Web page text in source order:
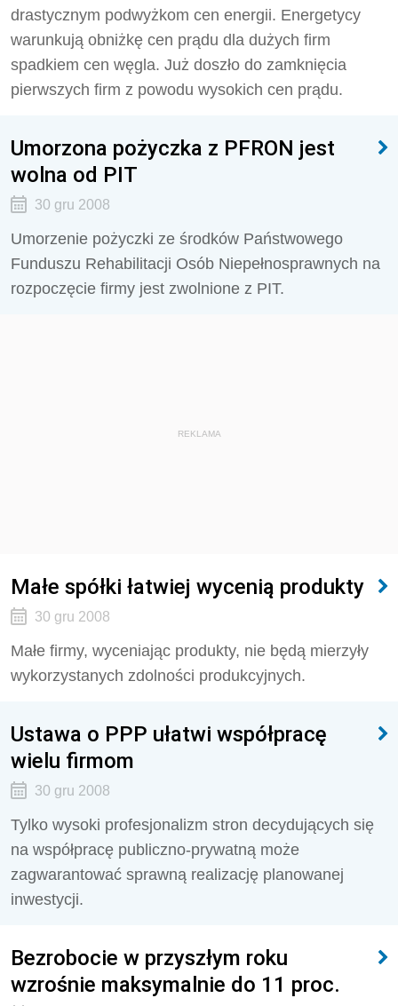
drastycznym podwyżkom cen energii. Energetycy
warunkują obniżkę cen prądu dla dużych firm
spadkiem cen węgla. Już doszło do zamknięcia
pierwszych firm z powodu wysokich cen prądu.
Umorzona pożyczka z PFRON jest
wolna od PIT
30 gru 2008
Umorzenie pożyczki ze środków Państwowego
Funduszu Rehabilitacji Osób Niepełnosprawnych na
rozpoczęcie firmy jest zwolnione z PIT.
REKLAMA
Małe spółki łatwiej wycenią produkty
30 gru 2008
Małe firmy, wyceniając produkty, nie będą mierzyły
wykorzystanych zdolności produkcyjnych.
Ustawa o PPP ułatwi współpracę
wielu firmom
30 gru 2008
Tylko wysoki profesjonalizm stron decydujących się
na współpracę publiczno-prywatną może
zagwarantować sprawną realizację planowanej
inwestycji.
Bezrobocie w przyszłym roku
wzrośnie maksymalnie do 11 proc.